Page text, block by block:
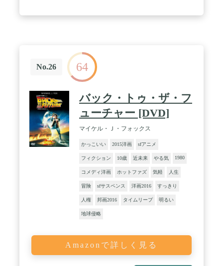
No.26 64
バック・トゥ・ザ・フ
ューチャー [DVD]
マイケル・Ｊ・フォックス
かっこいい 2015洋画 sfアニメ
フィクション 10歳 近未来 やる気 1980
コメディ洋画 ホットファズ 気軽 人生
冒険 sfサスペンス 洋画2016 すっきり
人権 邦画2016 タイムリープ 明るい
地球侵略
Amazonで詳しく見る